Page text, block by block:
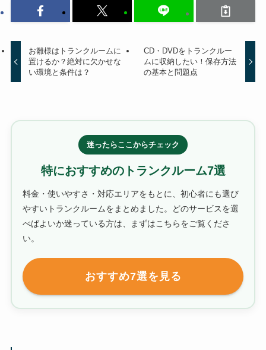
お雛様はトランクルームに
置けるか？絶対に欠かせな
い環境と条件は？
CD・DVDをトランクルー
ムに収納したい！保存方法
の基本と問題点
迷ったらここからチェック
特におすすめのトランクルーム7選
料金・使いやすさ・対応エリアをもとに、初心者にも選び
やすいトランクルームをまとめました。どのサービスを選
べばよいか迷っている方は、まずはこちらをご覧くださ
い。
おすすめ7選を見る